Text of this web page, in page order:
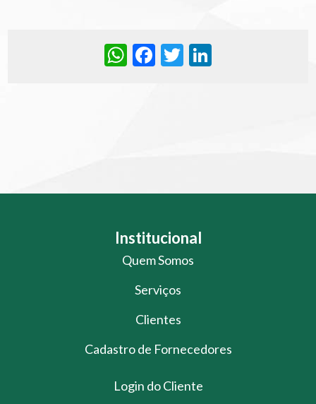
WhatsApp
Facebook
Twitter
Institucional
Quem Somos
Serviços
Clientes
Cadastro de Fornecedores
Login do Cliente